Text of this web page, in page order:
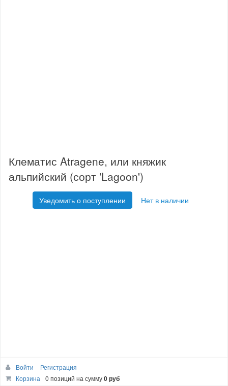
Клематис Atragene, или княжик
альпийский (сорт 'Lagoon')
Уведомить о поступлении Нет в наличии
Войти
Регистрация
Корзина
0 позиций на сумму0 руб